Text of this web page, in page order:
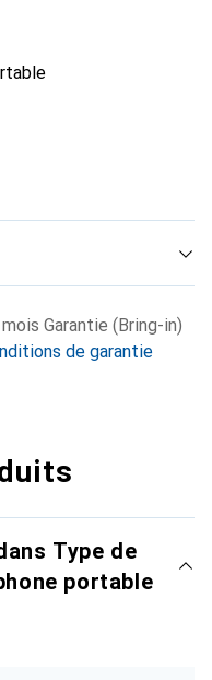
Garantie (Bring-in)
de garantie
Type de
portable